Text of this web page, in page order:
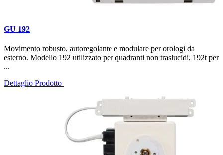
GU 192
Movimento robusto, autoregolante e modulare per orologi da
esterno. Modello 192 utilizzato per quadranti non traslucidi, 192t per
...
Dettaglio Prodotto